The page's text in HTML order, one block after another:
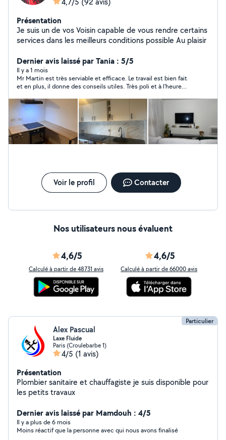
Présentation
Je suis un de vos Voisin capable de vous rendre certains
services dans les meilleurs conditions possible Au plaisir
Dernier avis laissé par Tania : 5/5
Il y a 1 mois
Mr Martin est très serviable et efficace. Le travail est bien fait
et en plus, il donne des conseils utiles. Très poli et à l'heure
Voir le profil Contacter
Nos utilisateurs nous évaluent
4,6/5
Calculé à partir de 48731 avis
4,6/5
Calculé à partir de 66000 avis
Particulier
Alex Pascual
Laxe Fluide
Paris (Croulebarbe 1)
4/5 (1 avis)
Présentation
Plombier sanitaire et chauffagiste je suis disponible pour
les petits travaux
Dernier avis laissé par Mamdouh : 4/5
Il y a plus de 6 mois
Moins réactif que la personne avec qui nous avons finalisé